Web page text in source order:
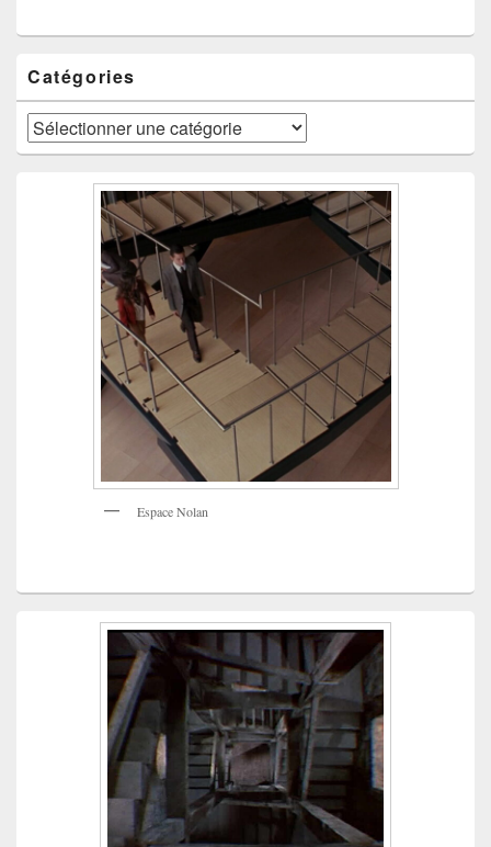
Catégories
Catégories
Espace Nolan